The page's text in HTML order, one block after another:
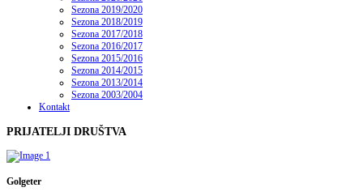
Sezona 2019/2020
Sezona 2018/2019
Sezona 2017/2018
Sezona 2016/2017
Sezona 2015/2016
Sezona 2014/2015
Sezona 2013/2014
Sezona 2003/2004
Kontakt
PRIJATELJI DRUŠTVA
Golgeter